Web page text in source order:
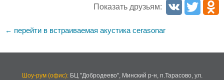
Показать друзьям:
← перейти в встраиваемая акустика cerasonar
Шоу-рум (офис):БЦ "Добродеево", Минский р-н, п.Тарасово, ул.